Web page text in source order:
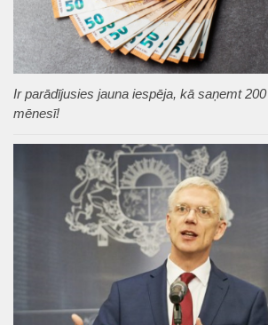
Ir parādījusies jauna iespēja, kā saņemt
mēnesī!